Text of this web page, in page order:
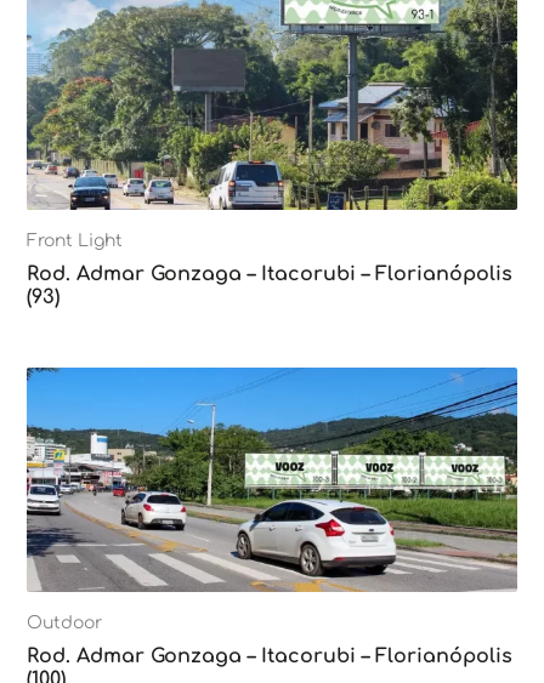
Front Light
Rod. Admar Gonzaga – Itacorubi – Florianópolis
(93)
Outdoor
Rod. Admar Gonzaga – Itacorubi – Florianópolis